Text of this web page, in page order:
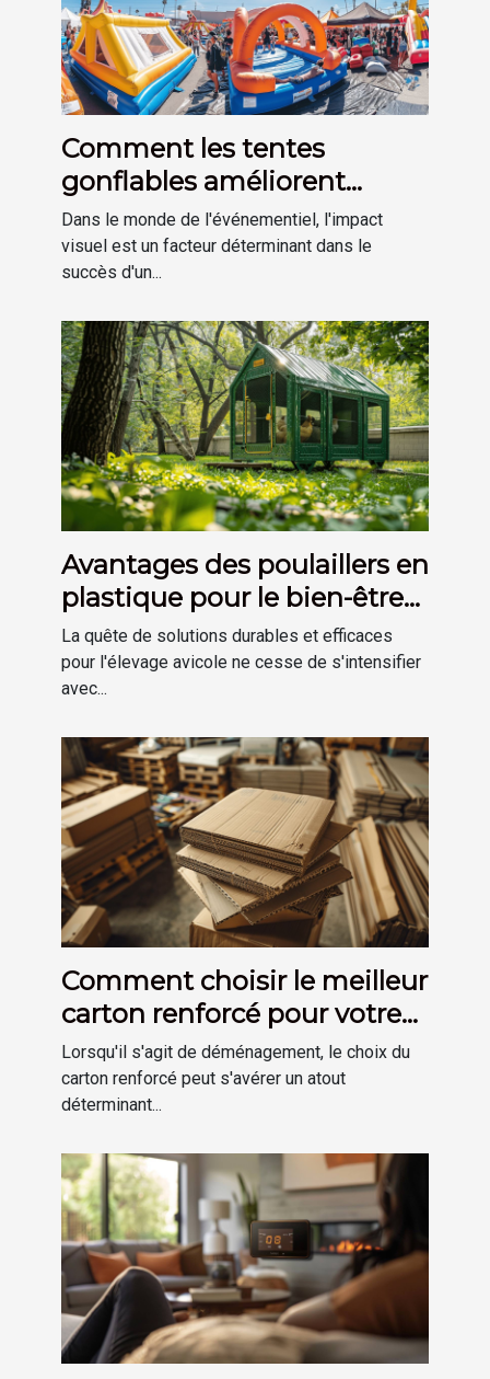
Comment les tentes
gonflables améliorent
l'impact visuel des
événements
Dans le monde de l'événementiel, l'impact
visuel est un facteur déterminant dans le
succès d'un...
Avantages des poulaillers en
plastique pour le bien-être
des poules
La quête de solutions durables et efficaces
pour l'élevage avicole ne cesse de s'intensifier
avec...
Comment choisir le meilleur
carton renforcé pour votre
déménagement
Lorsqu'il s'agit de déménagement, le choix du
carton renforcé peut s'avérer un atout
déterminant...